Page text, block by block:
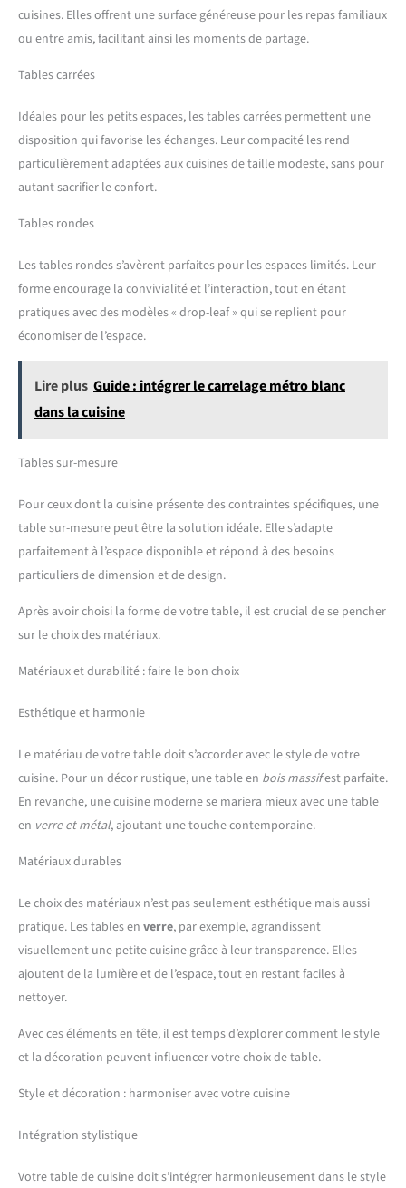
cuisines. Elles offrent une surface généreuse pour les repas familiaux
ou entre amis, facilitant ainsi les moments de partage.
Tables carrées
Idéales pour les petits espaces, les tables carrées permettent une
disposition qui favorise les échanges. Leur compacité les rend
particulièrement adaptées aux cuisines de taille modeste, sans pour
autant sacrifier le confort.
Tables rondes
Les tables rondes s’avèrent parfaites pour les espaces limités. Leur
forme encourage la convivialité et l’interaction, tout en étant
pratiques avec des modèles « drop-leaf » qui se replient pour
économiser de l’espace.
Lire plus Guide : intégrer le carrelage métro blanc
dans la cuisine
Tables sur-mesure
Pour ceux dont la cuisine présente des contraintes spécifiques, une
table sur-mesure peut être la solution idéale. Elle s’adapte
parfaitement à l’espace disponible et répond à des besoins
particuliers de dimension et de design.
Après avoir choisi la forme de votre table, il est crucial de se pencher
sur le choix des matériaux.
Matériaux et durabilité : faire le bon choix
Esthétique et harmonie
Le matériau de votre table doit s’accorder avec le style de votre
cuisine. Pour un décor rustique, une table en bois massifest parfaite.
En revanche, une cuisine moderne se mariera mieux avec une table
en verre et métal, ajoutant une touche contemporaine.
Matériaux durables
Le choix des matériaux n’est pas seulement esthétique mais aussi
pratique. Les tables en verre, par exemple, agrandissent
visuellement une petite cuisine grâce à leur transparence. Elles
ajoutent de la lumière et de l’espace, tout en restant faciles à
nettoyer.
Avec ces éléments en tête, il est temps d’explorer comment le style
et la décoration peuvent influencer votre choix de table.
Style et décoration : harmoniser avec votre cuisine
Intégration stylistique
Votre table de cuisine doit s’intégrer harmonieusement dans le style